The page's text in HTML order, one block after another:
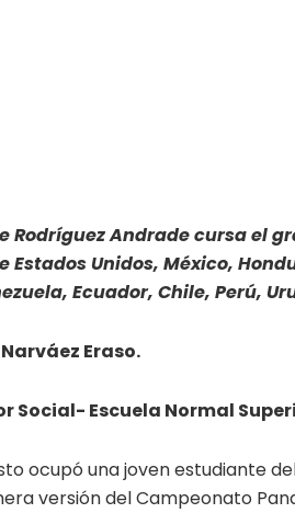
Rodríguez Andrade cursa el
Estados Unidos, México,
Ecuador, Chile, Perú,
Eraso.
Social- Escuela Normal
ocupó una joven estudiante
versión del Campeonato